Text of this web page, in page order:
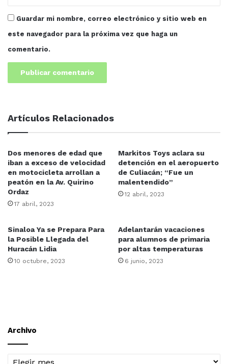
Guardar mi nombre, correo electrónico y sitio web en
este navegador para la próxima vez que haga un
comentario.
Artículos Relacionados
Dos menores de edad que
iban a exceso de velocidad
en motocicleta arrollan a
peatón en la Av. Quirino
Ordaz
17 abril, 2023
Markitos Toys aclara su
detención en el aeropuerto
de Culiacán; “Fue un
malentendido”
12 abril, 2023
Sinaloa Ya se Prepara Para
la Posible Llegada del
Huracán Lidia
10 octubre, 2023
Adelantarán vacaciones
para alumnos de primaria
por altas temperaturas
6 junio, 2023
Archivo
Archivo